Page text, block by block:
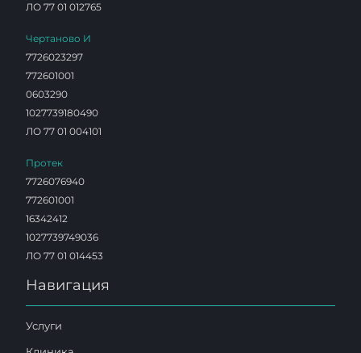
ЛО 77 01 012765
Чертаново И
7726023297
772601001
0603290
1027739180490
ЛО 77 01 004101
Протек
7726076940
772601001
16342412
1027739749036
ЛО 77 01 014453
Навигация
Услуги